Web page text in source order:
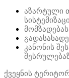
აზარტული
კანონის
ქვეყნის